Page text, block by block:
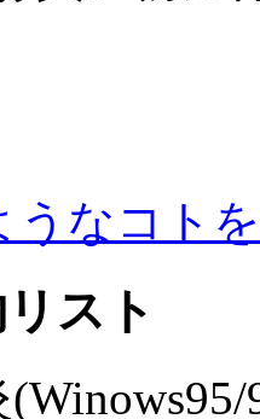
うなコト
スト